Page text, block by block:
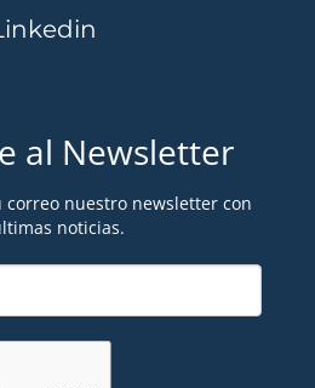
al Newsletter
correo nuestro newsletter con
noticias.